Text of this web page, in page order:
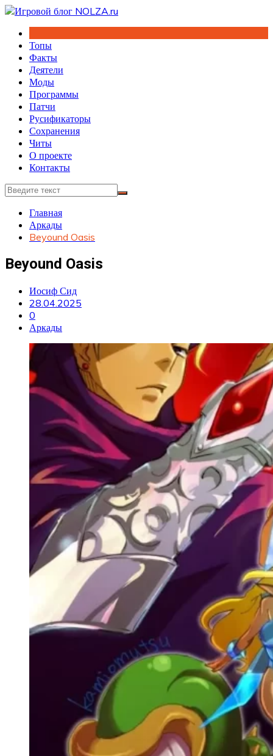
Перейти
содержимому
Топы
Факты
Деятели
Моды
Программы
Патчи
Русификаторы
Сохранения
Читы
О проекте
Контакты
Главная
Аркады
Beyound Oasis
Beyound Oasis
Иосиф Сид
28.04.2025
0
Аркады